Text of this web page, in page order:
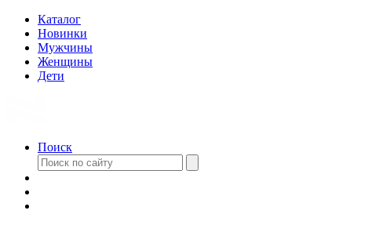
Каталог
Новинки
Мужчины
Женщины
Дети
Поиск